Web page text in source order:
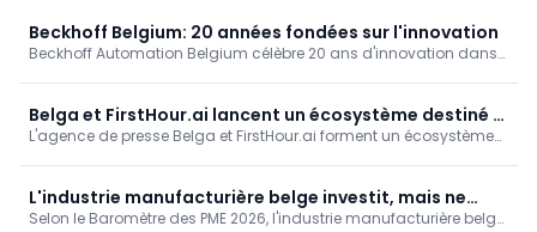
Beckhoff Belgium: 20 années fondées sur l'innovation
Beckhoff Automation Belgium célèbre 20 ans d'innovation dans
comment la technologie, l'expertise locale et une vision à long
terme continuent de faire évoluer l'industrie.
Belga et FirstHour.ai lancent un écosystème destiné à
une gestion rapide des crises
L'agence de presse Belga et FirstHour.ai forment un écosystème
rédaction, de validation et d'audit basés sur l'IA, conformes aux
normes NIS2/DORA. Lancement avec des sessions pratiques les
L'industrie manufacturière belge investit, mais ne
dispose pas d'une visibilité en temps réel sur ses
Selon le Baromètre des PME 2026, l'industrie manufacturière belge